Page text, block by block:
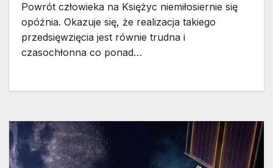
Powrót człowieka na Księżyc niemiłosiernie się
opóźnia. Okazuje się, że realizacja takiego
przedsięwzięcia jest równie trudna i
czasochłonna co ponad…